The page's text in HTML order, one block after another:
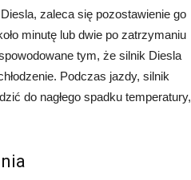
zaleca się pozostawienie go
minutę lub dwie po zatrzymaniu
tym, że silnik Diesla
Podczas jazdy, silnik
do nagłego spadku temperatury,